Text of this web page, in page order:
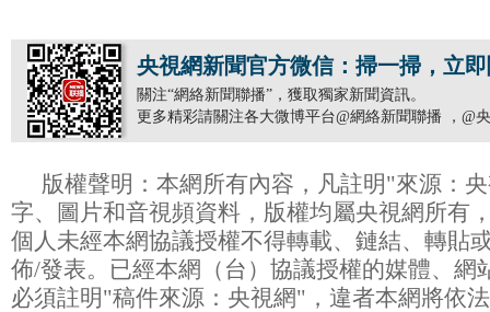
央視網新聞官方微信：掃一掃，立
關注“網絡新聞聯播”，獲取獨家新聞資訊。
更多精彩請關注各大微博平台@網絡新聞聯播 ，@
版權聲明：本網所有內容，凡註明"來源：
字、圖片和音視頻資料，版權均屬央視網所有
個人未經本網協議授權不得轉載、鏈結、轉貼
佈/發表。已經本網（台）協議授權的媒體、網
必須註明"稿件來源：央視網"，違者本網將依